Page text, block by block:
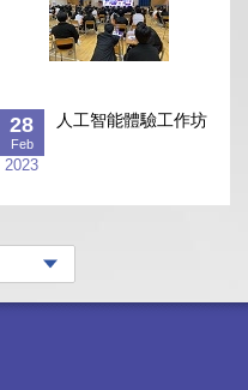
28
Feb
2023
人工智能體驗工作坊